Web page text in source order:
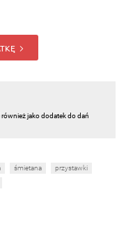
jako dodatek do dań
śmietana
przystawki